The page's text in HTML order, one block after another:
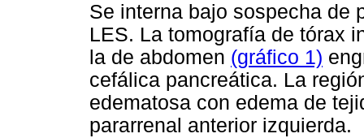
Se interna bajo sospecha de
LES. La tomografía de tórax
la de abdomen (gráfico 1)
cefálica pancreática. La
edematosa con edema de
pararrenal anterior izquierda.